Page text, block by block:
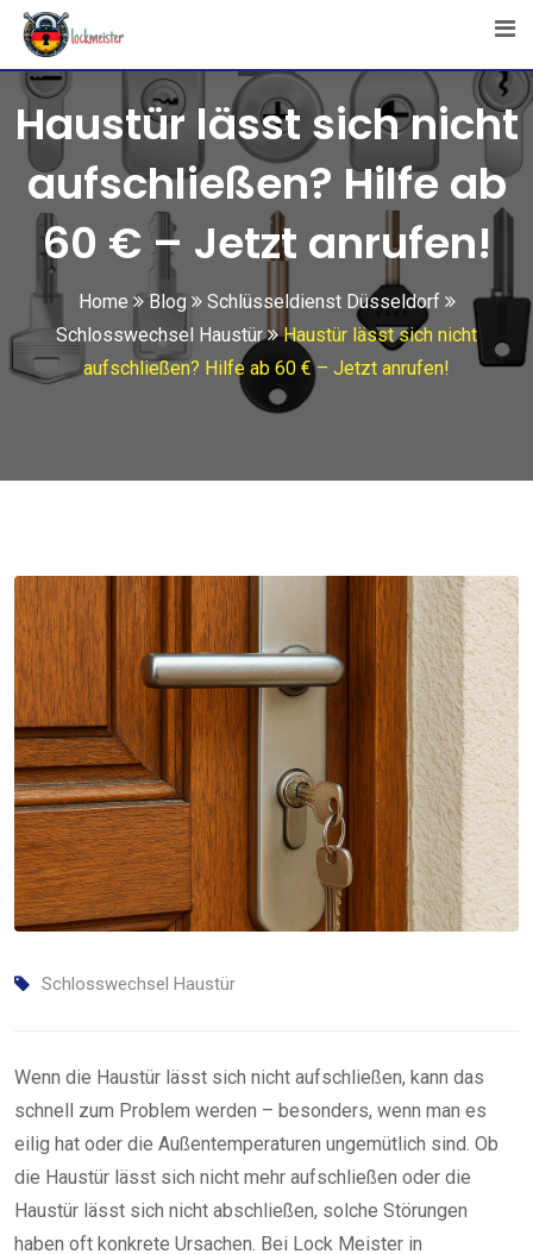
Skip
content
Haustür lässt sich nicht
aufschließen? Hilfe ab
60 € – Jetzt anrufen!
Home Blog
Schlüsseldienst Düsseldorf
Schlosswechsel Haustür
Haustür lässt sich nicht
aufschließen? Hilfe ab 60 € – Jetzt anrufen!
Schlosswechsel Haustür
Wenn die Haustür lässt sich nicht aufschließen, kann das
schnell zum Problem werden – besonders, wenn man es
eilig hat oder die Außentemperaturen ungemütlich sind. Ob
die Haustür lässt sich nicht mehr aufschließen oder die
Haustür lässt sich nicht abschließen, solche Störungen
haben oft konkrete Ursachen. Bei Lock Meister in